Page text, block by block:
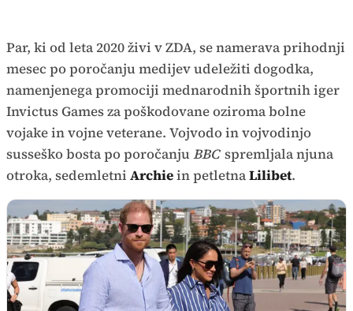
Par, ki od leta 2020 živi v ZDA, se namerava prihodnji
mesec po poročanju medijev udeležiti dogodka,
namenjenega promociji mednarodnih športnih iger
Invictus Games za poškodovane oziroma bolne
vojake in vojne veterane. Vojvodo in vojvodinjo
susseško bosta po poročanjuBBC spremljala njuna
otroka, sedemletni Archiein petletnaLilibet.